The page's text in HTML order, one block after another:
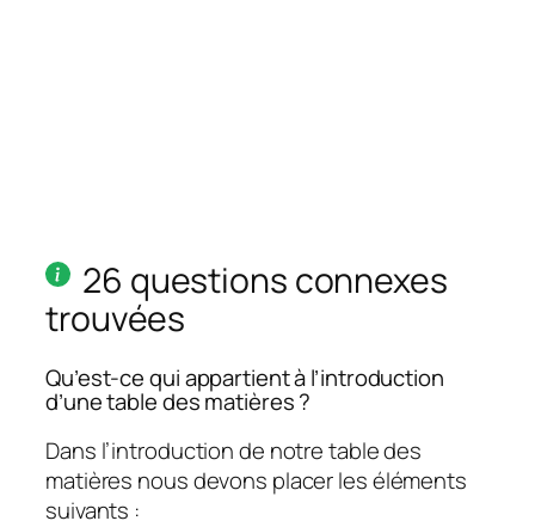
26 questions connexes
trouvées
Qu’est-ce qui appartient à l’introduction
d’une table des matières ?
Dans l’introduction de notre table des
matières nous devons placer les éléments
suivants :